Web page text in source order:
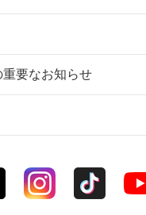
要なお知らせ